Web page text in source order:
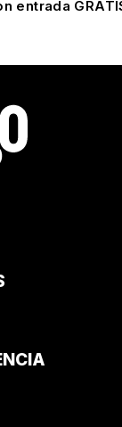
entrada